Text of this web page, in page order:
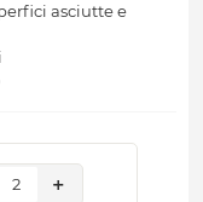
asciutte e
2 +